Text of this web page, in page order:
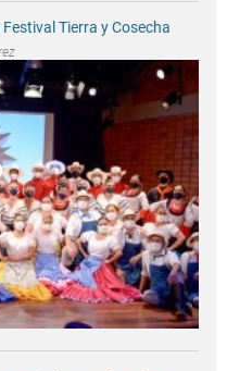
Tierra y Cosecha